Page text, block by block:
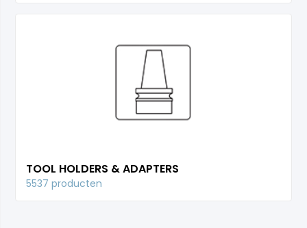
TOOL HOLDERS & ADAPTERS
5537 producten